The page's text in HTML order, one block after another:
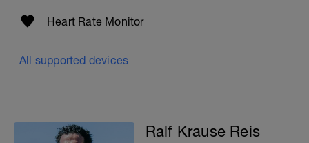
Heart Rate Monitor
All supported devices
Ralf Krause Reis